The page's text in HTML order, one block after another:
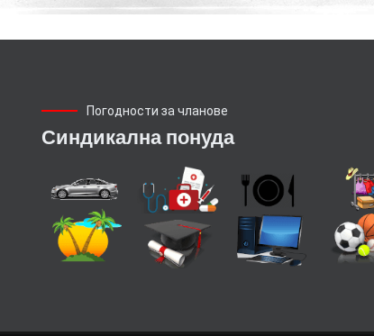
Погодности за чланове
Синдикална понуда